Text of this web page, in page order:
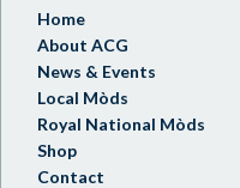
Home
About ACG
News & Events
Local Mòds
Royal National Mòds
Shop
Contact